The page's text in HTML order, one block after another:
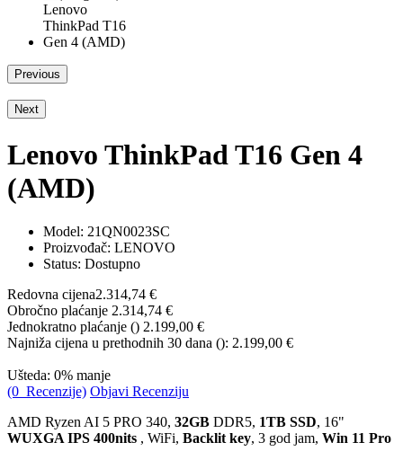
Previous
Next
Lenovo ThinkPad T16 Gen 4
(AMD)
Model: 21QN0023SC
Proizvođač: LENOVO
Status: Dostupno
Redovna cijena2.314,74 €
Obročno plaćanje 2.314,74 €
Jednokratno plaćanje () 2.199,00 €
Najniža cijena u prethodnih 30 dana (): 2.199,00 €
Ušteda: 0% manje
(0 Recenzije) Objavi Recenziju
AMD Ryzen AI 5 PRO 340, 32GB DDR5, 1TB SSD, 16"
WUXGA IPS 400nits , WiFi, Backlit key, 3 god jam, Win 11 Pro